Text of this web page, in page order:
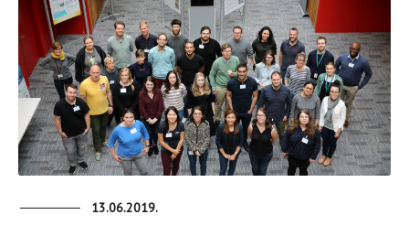
13.06.2019.